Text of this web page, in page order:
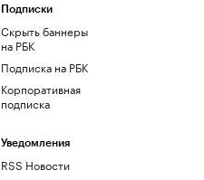
Подписки
Скрыть баннеры
на РБК
Подписка на РБК
Корпоративная
подписка
Уведомления
RSS Новости